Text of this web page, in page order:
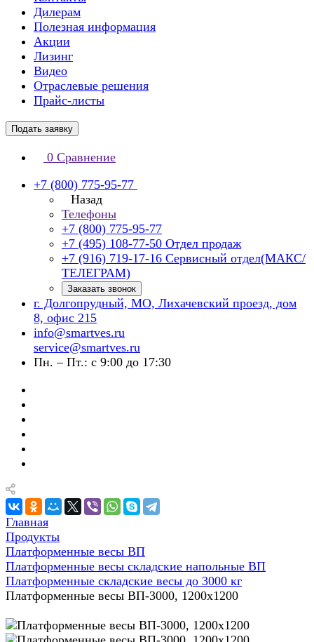
Дилерам
Полезная информация
Акции
Лизинг
Видео
Отраслевые решения
Прайс-листы
Подать заявку
0 Сравнение
+7 (800) 775-95-77
Назад
Телефоны
+7 (800) 775-95-77
+7 (495) 108-77-50 Отдел продаж
+7 (916) 719-17-16 Сервисный отдел(МАКС/
ТЕЛЕГРАМ)
Заказать звонок
г. Долгопрудный, МО, Лихачевский проезд, дом
8, офис 215
info@smartves.ru
service@smartves.ru
Пн. – Пт.: с 9:00 до 17:30
Главная
Продукты
Платформенные весы ВП
Платформенные весы складские напольные ВП
Платформенные складские весы до 3000 кг
Платформенные весы ВП-3000, 1200x1200